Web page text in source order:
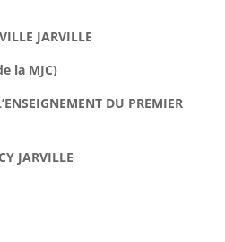
JARVILLE
la MJC)
DU PREMIER
JARVILLE